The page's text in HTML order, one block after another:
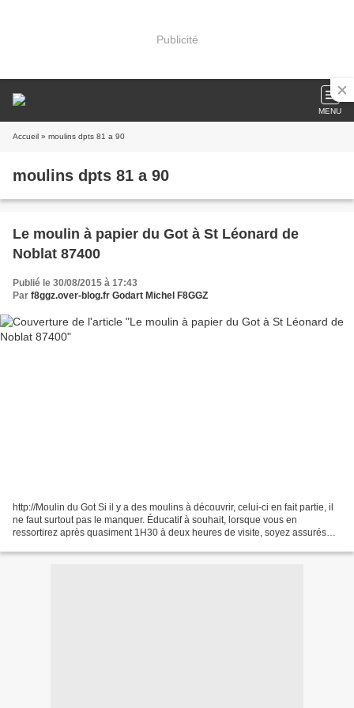
Publicité
MENU
Accueil » moulins dpts 81 a 90
moulins dpts 81 a 90
Le moulin à papier du Got à St Léonard de
Noblat 87400
Publié le 30/08/2015 à 17:43
Par f8ggz.over-blog.fr Godart Michel F8GGZ
http://Moulin du Got Si il y a des moulins à découvrir, celui-ci en fait partie, il
ne faut surtout pas le manquer. Éducatif à souhait, lorsque vous en
ressortirez après quasiment 1H30 à deux heures de visite, soyez assurés